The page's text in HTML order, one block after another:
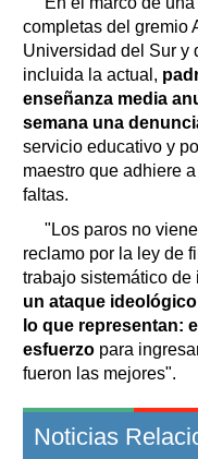
completas del gremio
Universidad del Sur y
incluida la actual,
enseñanza media
semana una
servicio educativo y
maestro que adhiere
faltas.
"Los paros no
reclamo por la ley de
trabajo sistemático
un ataque
lo que representan:
esfuerzo para
fueron las mejores".
Noticias